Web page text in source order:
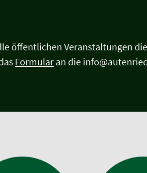
öffentlichen Veranstaltungen
Formular an die